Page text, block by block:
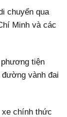
chuyển qua
Minh và các
tiện
vành đai
chính thức